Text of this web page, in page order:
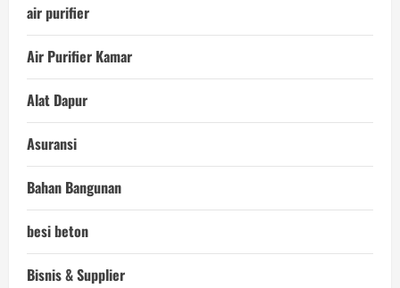
air purifier
Air Purifier Kamar
Alat Dapur
Asuransi
Bahan Bangunan
besi beton
Bisnis & Supplier